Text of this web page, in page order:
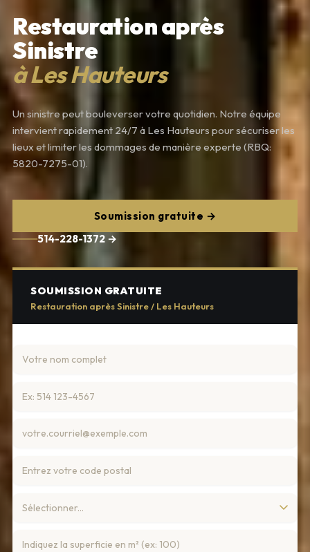
Restauration après
Sinistre
à Les Hauteurs
Un sinistre peut bouleverser votre quotidien. Notre équipe
intervient rapidement 24/7 à Les Hauteurs pour sécuriser les
lieux et limiter les dommages de manière experte (RBQ:
5820-7275-01).
Soumission gratuite →
514-228-1372 →
SOUMISSION GRATUITE
Restauration après Sinistre / Les Hauteurs